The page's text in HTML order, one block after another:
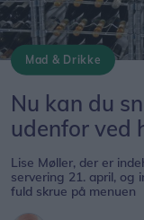
Mad & Drikke
Nu kan du
udenfor ved
Lise Møller, der er
servering 21. april, og
fuld skrue på menuen